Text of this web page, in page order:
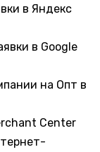
в Яндекс
в Google
на Опт в
Center